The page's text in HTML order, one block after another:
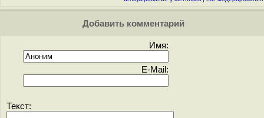
Добавить комментарий
Имя:
E-Mail:
Текст: